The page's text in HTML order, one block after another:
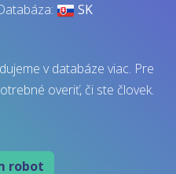
SK
v databáze viac. Pre
overiť, či ste človek.
robot